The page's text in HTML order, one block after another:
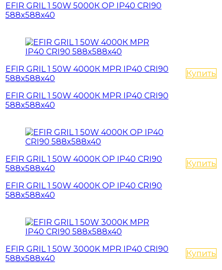
EFIR GRIL 1 50W 5000К OP IP40 CRI90
588x588x40
EFIR GRIL 1 50W 4000К MPR IP40 CRI90
588x588x40
EFIR GRIL 1 50W 4000К MPR IP40 CRI90
588x588x40
Купить
EFIR GRIL 1 50W 4000К OP IP40 CRI90
588x588x40
EFIR GRIL 1 50W 4000К OP IP40 CRI90
588x588x40
Купить
EFIR GRIL 1 50W 3000K MPR IP40 CRI90
588x588x40
Купить